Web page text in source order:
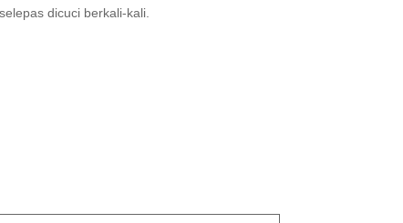
dicuci berkali-kali.